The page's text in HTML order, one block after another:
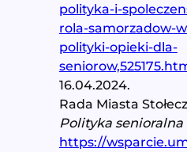
polityka-i-
rola-samorzadow-
polityki-opieki-dla-
16.04.2024.
Rada Miasta
Polityka senioralna
https://